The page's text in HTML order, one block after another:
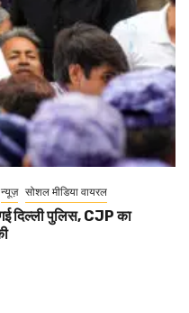
न्यूज़ सोशल मीडिया वायरल
दिल्ली पुलिस, CJP का